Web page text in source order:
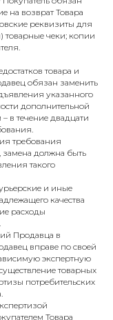
на возврат Товара
реквизиты для
товарные чеки; копии
товара и
обязан заменить
указанного
дополнительной
в течение двадцати
требования
замена должна быть
такого
и иные
качества
расходы
Продавца в
вправе по своей
экспертную
товарных
потребительских
Товара